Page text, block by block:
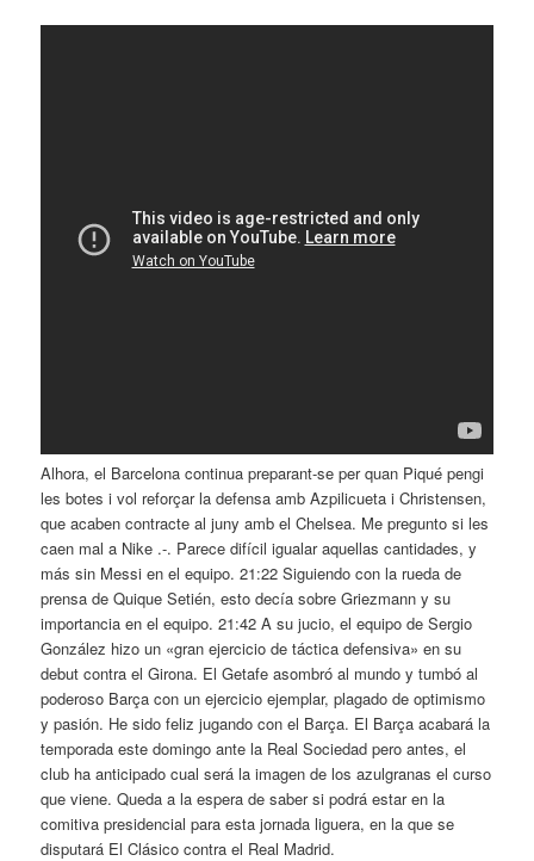
Alhora, el Barcelona continua preparant-se per quan Piqué pengi
les botes i vol reforçar la defensa amb Azpilicueta i Christensen,
que acaben contracte al juny amb el Chelsea. Me pregunto si les
caen mal a Nike .-. Parece difícil igualar aquellas cantidades, y
más sin Messi en el equipo. 21:22 Siguiendo con la rueda de
prensa de Quique Setién, esto decía sobre Griezmann y su
importancia en el equipo. 21:42 A su jucio, el equipo de Sergio
González hizo un «gran ejercicio de táctica defensiva» en su
debut contra el Girona. El Getafe asombró al mundo y tumbó al
poderoso Barça con un ejercicio ejemplar, plagado de optimismo
y pasión. He sido feliz jugando con el Barça. El Barça acabará la
temporada este domingo ante la Real Sociedad pero antes, el
club ha anticipado cual será la imagen de los azulgranas el curso
que viene. Queda a la espera de saber si podrá estar en la
comitiva presidencial para esta jornada liguera, en la que se
disputará El Clásico contra el Real Madrid.